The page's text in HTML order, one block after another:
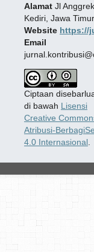
AlamatJl
Kediri, Jawa Timur
Website https://
Email
Ciptaan
di bawah Lisensi
Creative
Atribusi-
4.0 Internasional.